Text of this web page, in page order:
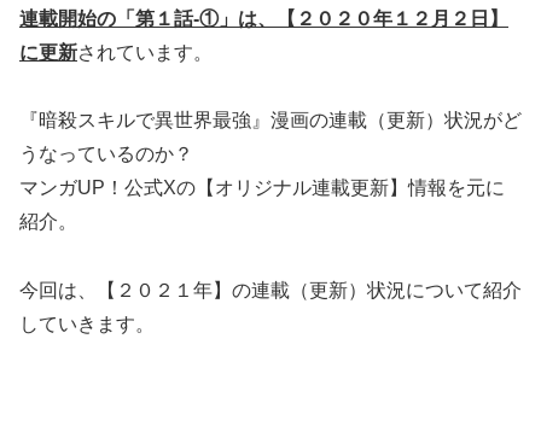
連載開始の「第１話-①」は、【２０２０年１２月２日】
に更新されています。
『暗殺スキルで異世界最強』漫画の連載（更新）状況がど
うなっているのか？
マンガUP！公式Xの【オリジナル連載更新】情報を元に
紹介。
今回は、【２０２１年】の連載（更新）状況について紹介
していきます。